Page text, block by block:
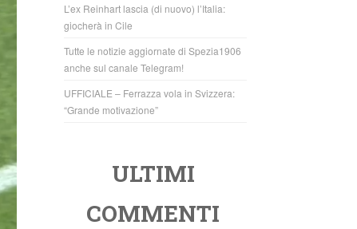
L’ex Reinhart lascia (di nuovo) l’Italia:
giocherà in Cile
Tutte le notizie aggiornate di Spezia1906
anche sul canale Telegram!
UFFICIALE – Ferrazza vola in Svizzera:
“Grande motivazione”
ULTIMI
COMMENTI